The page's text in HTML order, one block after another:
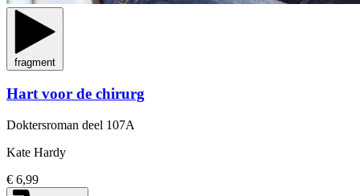
fragment
Hart voor de chirurg
Doktersroman deel 107A
Kate Hardy
€ 6,99